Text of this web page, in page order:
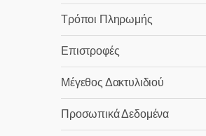
Τρόποι Πληρωμής
Επιστροφές
Μέγεθος Δακτυλιδιού
Προσωπικά Δεδομένα